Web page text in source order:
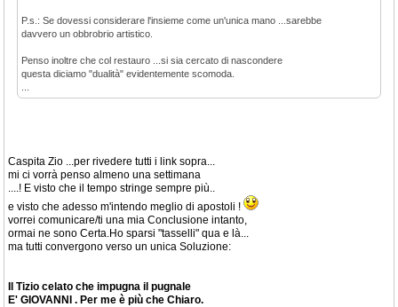
P.s.: Se dovessi considerare l'insieme come un'unica mano ...sarebbe
davvero un obbrobrio artistico.
Penso inoltre che col restauro ...si sia cercato di nascondere
questa diciamo "dualità" evidentemente scomoda.
Caspita Zio ...per rivedere tutti i link sopra...
mi ci vorrà penso almeno una settimana
....! E visto che il tempo stringe sempre più..
e visto che adesso m'intendo meglio di apostoli !
vorrei comunicare/ti una mia Conclusione intanto,
ormai ne sono Certa.Ho sparsi "tasselli" qua e là...
ma tutti convergono verso un unica Soluzione:
Il Tizio celato che impugna il pugnale
E' GIOVANNI . Per me è più che Chiaro.